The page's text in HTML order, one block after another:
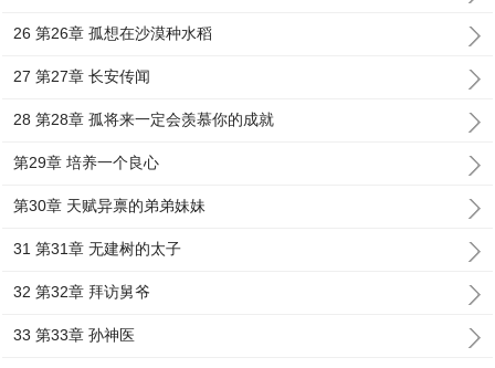
26 第26章 孤想在沙漠种水稻
27 第27章 长安传闻
28 第28章 孤将来一定会羡慕你的成就
第29章 培养一个良心
第30章 天赋异禀的弟弟妹妹
31 第31章 无建树的太子
32 第32章 拜访舅爷
33 第33章 孙神医